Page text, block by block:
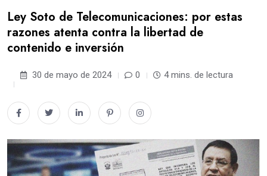
Ley Soto de Telecomunicaciones: por estas
razones atenta contra la libertad de
contenido e inversión
30 de mayo de 2024 0 4 mins. de lectura